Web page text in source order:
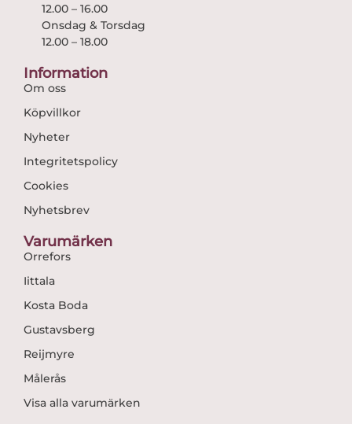
12.00 – 16.00
Onsdag & Torsdag
12.00 – 18.00
Information
Om oss
Köpvillkor
Nyheter
Integritetspolicy
Cookies
Nyhetsbrev
Varumärken
Orrefors
Iittala
Kosta Boda
Gustavsberg
Reijmyre
Målerås
Visa alla varumärken